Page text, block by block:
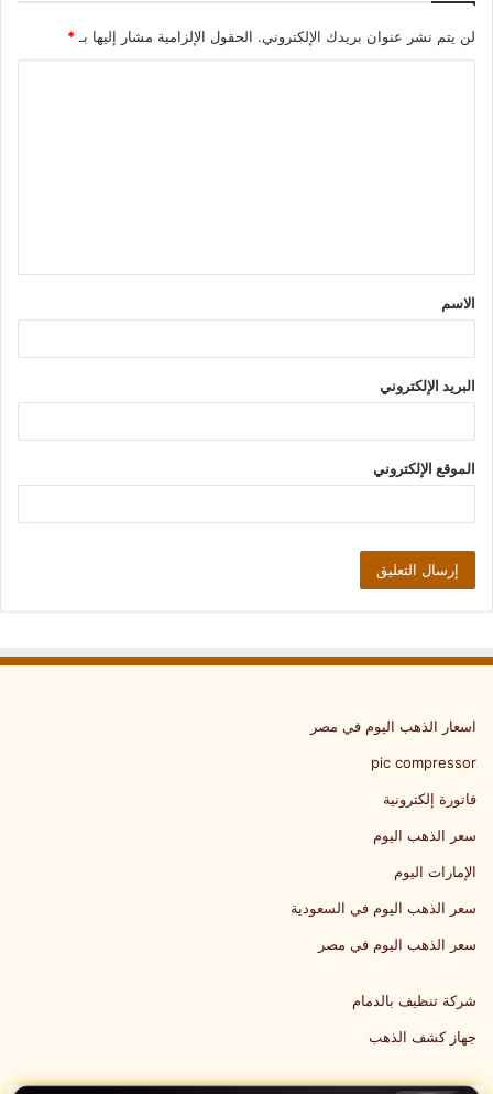
لن يتم نشر عنوان بريدك الإلكتروني. الحقول الإلزامية مشار إليها بـ *
ق
*
الاسم
البريد الإلكتروني
الموقع الإلكتروني
اسعار الذهب اليوم في مصر
pic compressor
فاتورة إلكترونية
سعر الذهب اليوم
الإمارات اليوم
سعر الذهب اليوم في السعودية
سعر الذهب اليوم في مصر
شركة تنظيف بالدمام
جهاز كشف الذهب